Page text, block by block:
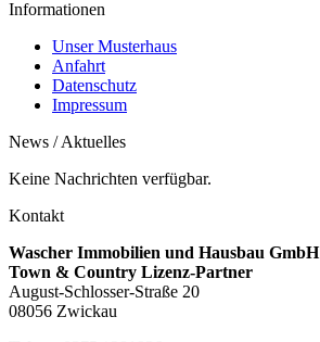
Informationen
Unser Musterhaus
Anfahrt
Datenschutz
Impressum
News / Aktuelles
Keine Nachrichten verfügbar.
Kontakt
Wascher Immobilien und Hausbau GmbH
Town & Country Lizenz-Partner
August-Schlosser-Straße 20
08056 Zwickau